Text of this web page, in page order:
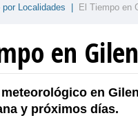
por Localidades El Tiempo en
en
en
y próximos días.